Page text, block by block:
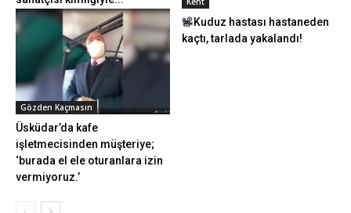
Gözden Kaçmasın
Üsküdar’da kafe
işletmecisinden müşteriye;
‘burada el ele oturanlara izin
vermiyoruz.’
Kuduz hastası hastaneden
kaçtı, tarlada yakalandı!